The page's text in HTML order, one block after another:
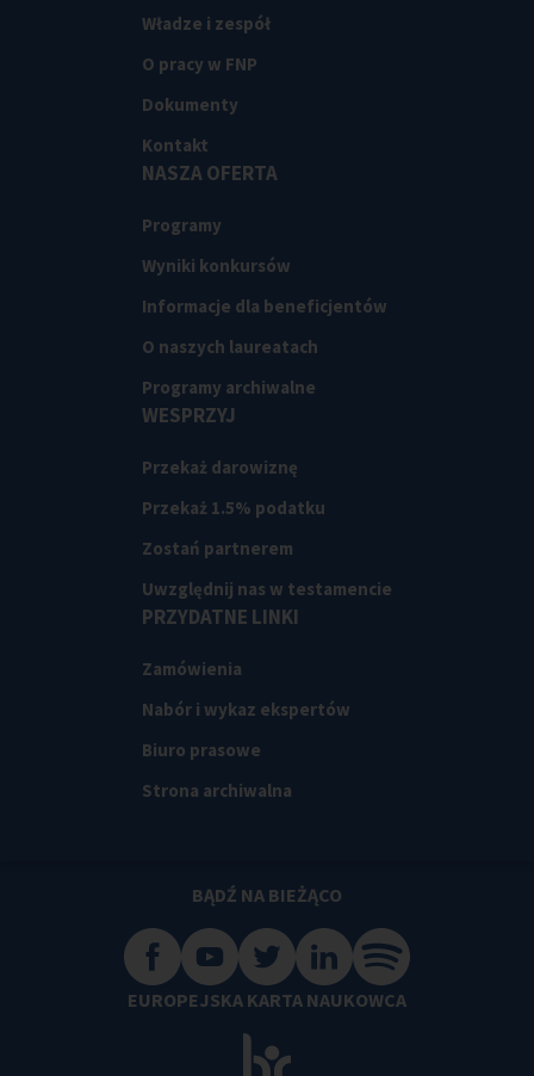
Władze i zespół
O pracy w FNP
Dokumenty
Kontakt
NASZA OFERTA
Programy
Wyniki konkursów
Informacje dla beneficjentów
O naszych laureatach
Programy archiwalne
WESPRZYJ
Przekaż darowiznę
Przekaż 1.5% podatku
Zostań partnerem
Uwzględnij nas w testamencie
PRZYDATNE LINKI
Zamówienia
Nabór i wykaz ekspertów
Biuro prasowe
Strona archiwalna
BĄDŹ NA BIEŻĄCO
EUROPEJSKA KARTA NAUKOWCA